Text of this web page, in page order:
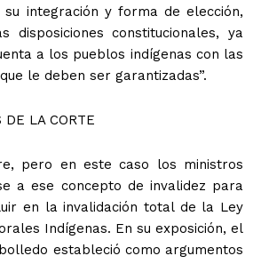
su integración y forma de elección,
disposiciones constitucionales, ya
a los pueblos indígenas con las
le deben ser garantizadas”.
DE LA CORTE
pero en este caso los ministros
a ese concepto de invalidez para
en la invalidación total de la Ley
Indígenas. En su exposición, el
estableció como argumentos